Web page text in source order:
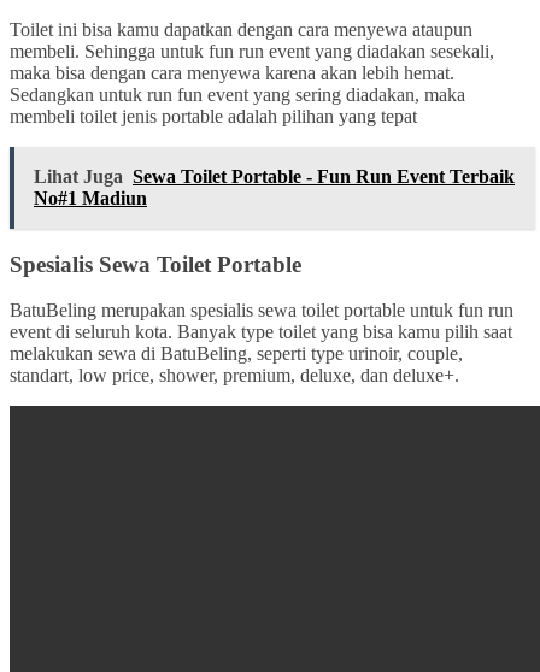
Toilet ini bisa kamu dapatkan dengan cara menyewa ataupun
membeli. Sehingga untuk fun run event yang diadakan sesekali,
maka bisa dengan cara menyewa karena akan lebih hemat.
Sedangkan untuk run fun event yang sering diadakan, maka
membeli toilet jenis portable adalah pilihan yang tepat
Lihat Juga Sewa Toilet Portable - Fun Run Event Terbaik
No#1 Madiun
Spesialis Sewa Toilet Portable
BatuBeling merupakan spesialis sewa toilet portable untuk fun run
event di seluruh kota. Banyak type toilet yang bisa kamu pilih saat
melakukan sewa di BatuBeling, seperti type urinoir, couple,
standart, low price, shower, premium, deluxe, dan deluxe+.